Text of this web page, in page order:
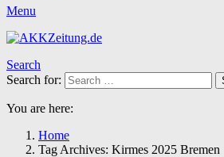
Menu
Search
Search for:
You are here:
Home
Tag Archives: Kirmes 2025 Bremen